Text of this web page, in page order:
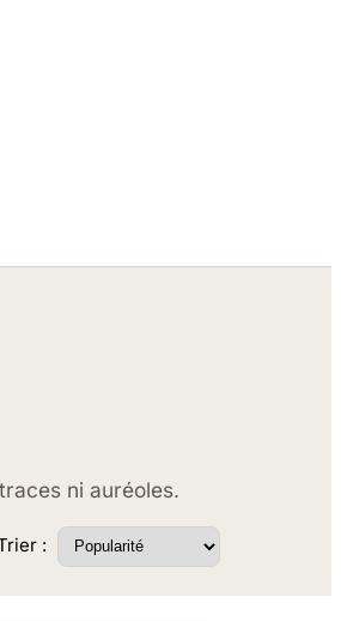
ni auréoles.
: